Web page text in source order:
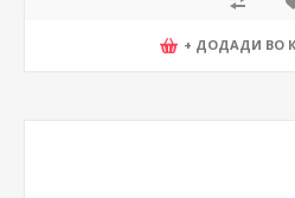
+ ДОДАДИ ВО